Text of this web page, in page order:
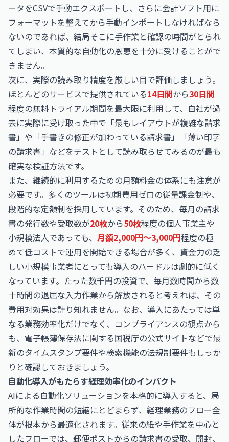
ータをCSVで手動エクスポートし、さらに会計ソフト用に
フォーマットを整えてから手動インポートしなければなら
ないのであれば、結局そこに手作業と確認の時間がとられ
てしまい、本質的な自動化の恩恵を十分に受けることがで
きません。
次に、実際の読み取り精度を厳しい目で評価しましょう。
ほとんどのサービスで提供されている14日間から30日間
程度の無料トライアル期間を最大限に利用して、自社が過
去に実際に受け取った中で「最もレイアウトが複雑な請求
書」や「手書きの修正が加わっている請求書」「薄い印字
の請求書」などをテストとして読み取らせてみるのが最も
確実な検証方法です。
また、継続的に利用するための月額料金の体系にも注意が
必要です。多くのツールは初期費用ゼロの従量課金制や、
段階的な定額制を採用しています。そのため、毎月の請求
書の発行数や受取数が20枚から50枚程度の個人事業主や
小規模法人であっても、 月額2,000円〜3,000円程度の極
めて低コストで運用を開始できる場合が多く、資金力の乏
しい小規模事業者にとっても導入のハードルは劇的に低く
なっています。たった数千円の投資で、毎月数時間から数
十時間の退屈な入力作業から解放されると考えれば、その
費用対効果は計り知れません。なお、導入にあたっては単
なる業務効率化だけでなく、コンプライアンスの観点から
も、 電子帳簿保存法に関する国税庁の公式サイトなどで最
新のタイムスタンプ要件や検索機能の法規制要件もしっか
りと確認しておきましょう。
自動化導入がもたらす経理効率化のインパクト
AIによる自動化ソリューションを本格的に導入すると、局
所的な作業時間の短縮にとどまらず、経理業務のフロー全
体が根本から最適化されます。従来の紙や手作業を中心と
したフローでは、郵便ポストからの請求書の受取、開封、